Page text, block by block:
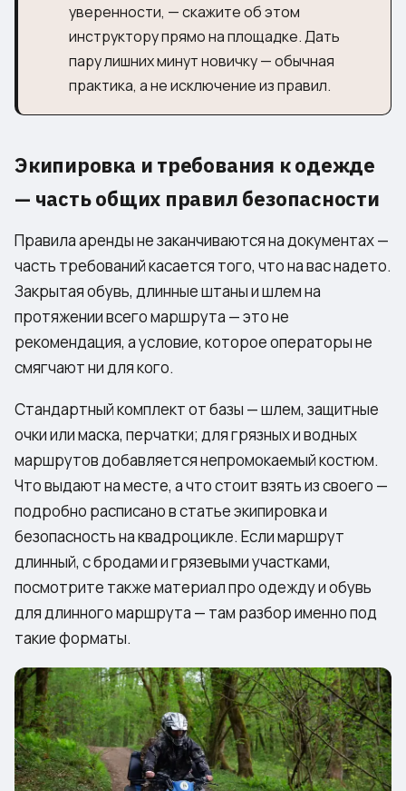
уверенности, — скажите об этом
инструктору прямо на площадке. Дать
пару лишних минут новичку — обычная
практика, а не исключение из правил.
Экипировка и требования к одежде
— часть общих правил безопасности
Правила аренды не заканчиваются на документах —
часть требований касается того, что на вас надето.
Закрытая обувь, длинные штаны и шлем на
протяжении всего маршрута — это не
рекомендация, а условие, которое операторы не
смягчают ни для кого.
Стандартный комплект от базы — шлем, защитные
очки или маска, перчатки; для грязных и водных
маршрутов добавляется непромокаемый костюм.
Что выдают на месте, а что стоит взять из своего —
подробно расписано в статьеэкипировка и
безопасность на квадроцикле. Если маршрут
длинный, с бродами и грязевыми участками,
посмотрите также материал проодежду и обувь
для длинного маршрута — там разбор именно под
такие форматы.